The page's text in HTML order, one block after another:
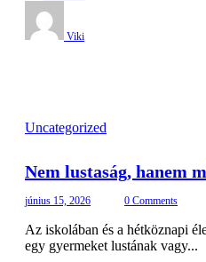
Viki
Uncategorized
Nem lustaság, hanem
június 15, 2026 0 Comments
Az iskolában és a hétköznapi
egy gyermeket lustának vagy...